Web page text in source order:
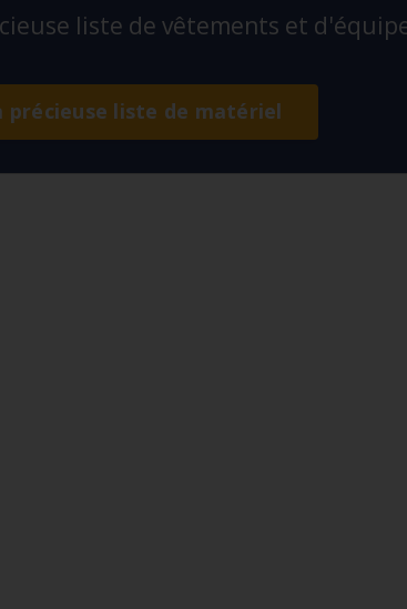
liste de vêtements et
précieuse liste de matériel